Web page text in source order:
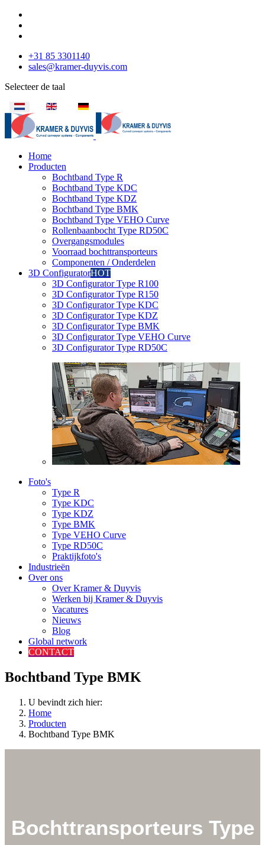
+31 85 3301140
sales@kramer-duyvis.com
Selecteer de taal
Home
Producten
Bochtband Type R
Bochtband Type KDC
Bochtband Type KDZ
Bochtband Type BMK
Bochtband Type VEHO Curve
Rollenbaanbocht Type RD50C
Overgangsmodules
Voorraad bochttransporteurs
Componenten / Onderdelen
3D ConfiguratorHOT
3D Configurator Type R100
3D Configurator Type R150
3D Configurator Type KDC
3D Configurator Type KDZ
3D Configurator Type BMK
3D Configurator Type VEHO Curve
3D Configurator Type RD50C
Foto's
Type R
Type KDC
Type KDZ
Type BMK
Type VEHO Curve
Type RD50C
Praktijkfoto's
Industrieën
Over ons
Over Kramer & Duyvis
Werken bij Kramer & Duyvis
Vacatures
Nieuws
Blog
Global network
CONTACT
Bochtband Type BMK
U bevindt zich hier:
Home
Producten
Bochtband Type BMK
Bochttransporteurs Type